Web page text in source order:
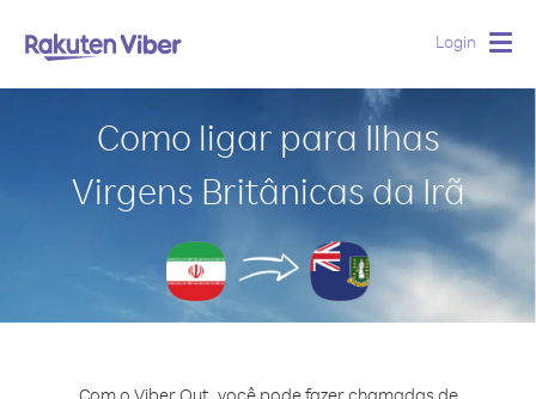
Login
Como ligar para Ilhas
Virgens Britânicas da Irã